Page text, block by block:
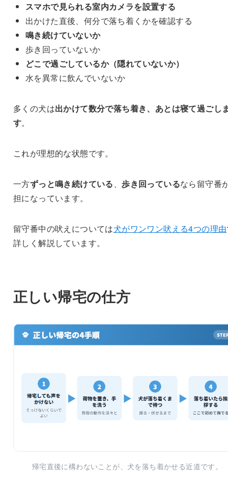
スマホで見られる室内カメラを設置する
出かけた直後、何分で落ち着くかを確認する
鳴き続けていないか
歩き回っていないか
どこで過ごしているか（隠れていないか）
水を異常に飲んでいないか
多くの犬は出かけて数分で落ち着き、あとは寝て過ごし
す。
これが理想的な状態です。
一方ずっと鳴き続けている、歩き回っているなら留守番
担になっています。
留守番中の吠えについては犬がワンワン吠える4つの理由
詳しく解説しています。
正しい帰宅の仕方
帰宅直後に構わないことが、犬を落ち着かせる近道です。